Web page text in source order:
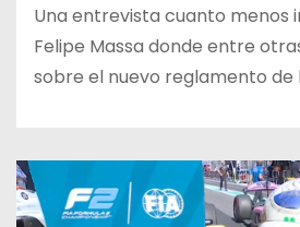
Una entrevista cuanto menos
Felipe Massa donde entre
sobre el nuevo reglamento de